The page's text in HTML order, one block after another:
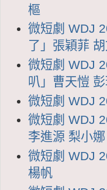
樞
微短劇 WDJ
了」張穎菲
微短劇 WDJ
叭」曹天愷
微短劇 WDJ
微短劇 WDJ
李進源 梨小娜
微短劇 WDJ
楊帆